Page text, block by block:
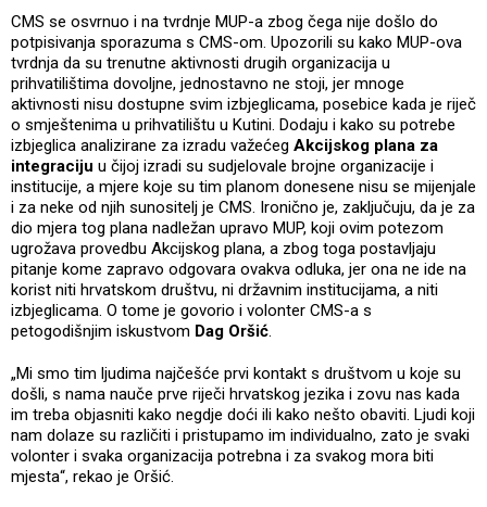
CMS se osvrnuo i na tvrdnje MUP-a zbog čega nije došlo do
potpisivanja sporazuma s CMS-om. Upozorili su kako MUP-ova
tvrdnja da su trenutne aktivnosti drugih organizacija u
prihvatilištima dovoljne, jednostavno ne stoji, jer mnoge
aktivnosti nisu dostupne svim izbjeglicama, posebice kada je riječ
o smještenima u prihvatilištu u Kutini. Dodaju i kako su potrebe
izbjeglica analizirane za izradu važećeg Akcijskog plana za
integraciju u čijoj izradi su sudjelovale brojne organizacije i
institucije, a mjere koje su tim planom donesene nisu se mijenjale
i za neke od njih sunositelj je CMS. Ironično je, zaključuju, da je za
dio mjera tog plana nadležan upravo MUP, koji ovim potezom
ugrožava provedbu Akcijskog plana, a zbog toga postavljaju
pitanje kome zapravo odgovara ovakva odluka, jer ona ne ide na
korist niti hrvatskom društvu, ni državnim institucijama, a niti
izbjeglicama. O tome je govorio i volonter CMS-a s
petogodišnjim iskustvom Dag Oršić.
„Mi smo tim ljudima najčešće prvi kontakt s društvom u koje su
došli, s nama nauče prve riječi hrvatskog jezika i zovu nas kada
im treba objasniti kako negdje doći ili kako nešto obaviti. Ljudi koji
nam dolaze su različiti i pristupamo im individualno, zato je svaki
volonter i svaka organizacija potrebna i za svakog mora biti
mjesta“, rekao je Oršić.